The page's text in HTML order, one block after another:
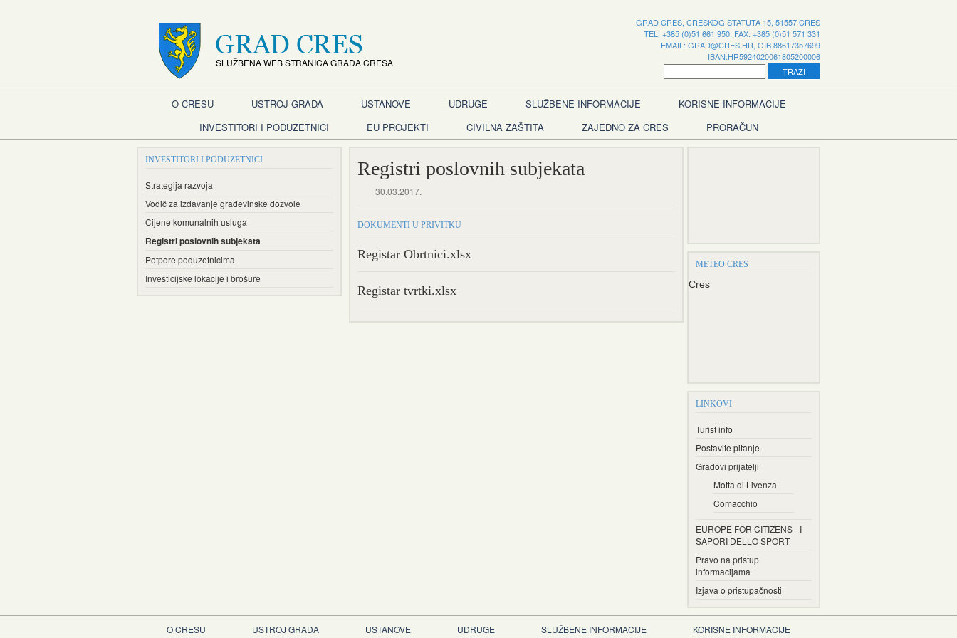
SLUŽBENA WEB STRANICA GRADA CRESA
GRAD CRES, CRESKOG STATUTA 15, 51557 CRES
TEL: +385 (0)51 661 950, FAX: +385 (0)51 571 331
EMAIL: GRAD@CRES.HR, OIB 88617357699
IBAN:HR5924020061805200006
O CRESU USTROJ GRADA USTANOVE UDRUGE SLUŽBENE INFORMACIJE
KORISNE INFORMACIJE
INVESTITORI I PODUZETNICI
EU PROJEKTI CIVILNA ZAŠTITA ZAJEDNO ZA CRES PRORAČUN
INVESTITORI I PODUZETNICI
Strategija razvoja
Vodič za izdavanje građevinske dozvole
Cijene komunalnih usluga
Registri poslovnih subjekata
Potpore poduzetnicima
Investicijske lokacije i brošure
Registri poslovnih subjekata
30.03.2017.
DOKUMENTI U PRIVITKU
Registar Obrtnici.xlsx
Registar tvrtki.xlsx
METEO CRES
Cres
LINKOVI
Turist info
Postavite pitanje
Gradovi prijatelji
Motta di Livenza
Comacchio
EUROPE FOR CITIZENS - I
SAPORI DELLO SPORT
Pravo na pristup
informacijama
Izjava o pristupačnosti
O CRESU USTROJ GRADA USTANOVE UDRUGE SLUŽBENE INFORMACIJE KORISNE INFORMACIJE